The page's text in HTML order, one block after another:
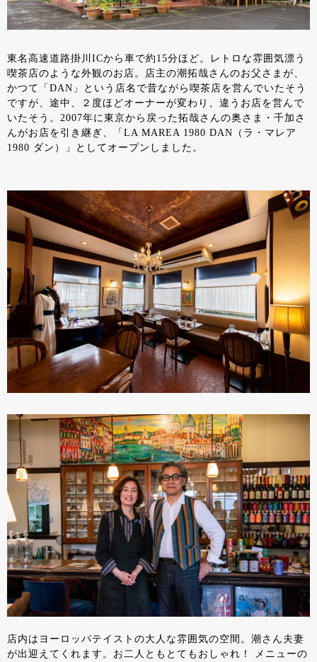
東名高速道路掛川ICから車で約15分ほど。レトロな雰囲気漂う
喫茶店のような外観のお店。店主の潮拓哉さんのお父さまが、
かつて「DAN」という店名で昔ながら喫茶店を営んでいたそう
ですが、途中、２度ほどオーナーが変わり、違うお店を営んで
いたそう。2007年に東京から戻った拓哉さんの奥さま・千加さ
んがお店を引き継ぎ、「LA MAREA 1980 DAN（ラ・マレア
1980 ダン）」としてオープンしました。
店内はヨーロッパテイストの大人な雰囲気の空間。潮さん夫妻
が出迎えてくれます。お二人ともとてもおしゃれ！ メニューの